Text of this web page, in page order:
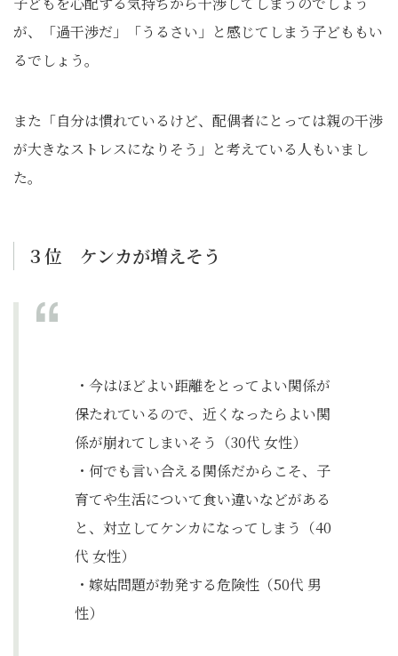
が、「過干渉だ」「うるさい」と感じてしまう子どももい
るでしょう。
また「自分は慣れているけど、配偶者にとっては親の干渉
が大きなストレスになりそう」と考えている人もいまし
た。
３位 ケンカが増えそう
・今はほどよい距離をとってよい関係が
保たれているので、近くなったらよい関
係が崩れてしまいそう（30代 女性）
・何でも言い合える関係だからこそ、子
育てや生活について食い違いなどがある
と、対立してケンカになってしまう（40
代 女性）
・嫁姑問題が勃発する危険性（50代 男
性）